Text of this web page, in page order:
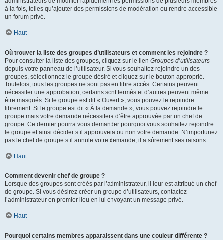
à la fois, telles qu’ajouter des permissions de modération ou rendre accessible
un forum privé.
Haut
Où trouver la liste des groupes d’utilisateurs et comment les rejoindre ?
Pour consulter la liste des groupes, cliquez sur le lien Groupes d’utilisateurs
depuis votre panneau de l’utilisateur. Si vous souhaitez rejoindre un des
groupes, sélectionnez le groupe désiré et cliquez sur le bouton approprié.
Toutefois, tous les groupes ne sont pas en libre accès. Certains peuvent
nécessiter une approbation, certains sont fermés et d’autres peuvent même
être masqués. Si le groupe est dit « Ouvert », vous pouvez le rejoindre
librement. Si le groupe est dit « À la demande », vous pouvez rejoindre le
groupe mais votre demande nécessitera d’être approuvée par un chef de
groupe. Ce dernier pourra vous demander pourquoi vous souhaitez rejoindre
le groupe et ainsi décider s’il approuvera ou non votre demande. N’importunez
pas le chef de groupe s’il annule votre demande, il a sûrement ses raisons.
Haut
Comment devenir chef de groupe ?
Lorsque des groupes sont créés par l’administrateur, il leur est attribué un chef
de groupe. Si vous désirez créer un groupe d’utilisateurs, contactez
l’administrateur en premier lieu en lui envoyant un message privé.
Haut
Pourquoi certains membres apparaissent dans une couleur différente ?